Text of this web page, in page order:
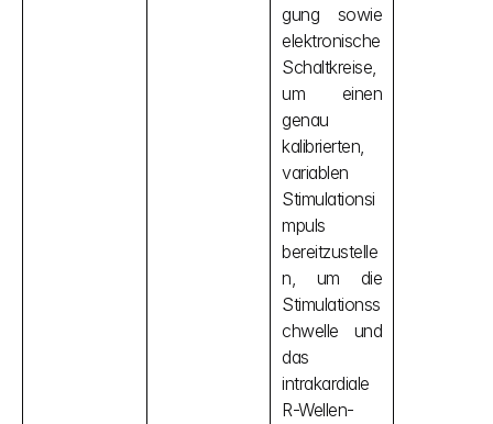
gung sowie
elektronische
Schaltkreise,
um einen
genau
kalibrierten,
variablen
Stimulationsi
mpuls
bereitzustelle
n, um die
Stimulationss
chwelle und
das
intrakardiale
R-Wellen-